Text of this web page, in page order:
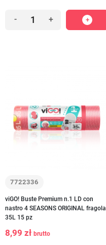
- +
7722336
viGO! Buste Premium n.1 LD con
nastro 4 SEASONS ORIGINAL fragola
35L 15 pz
8,99 zł brutto